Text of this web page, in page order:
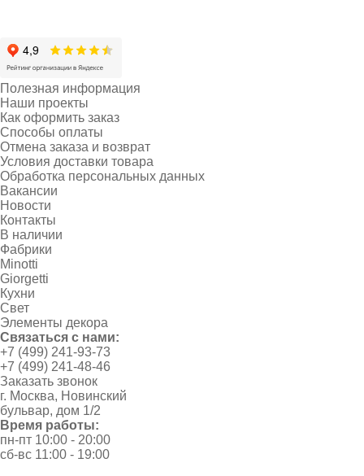
Полезная информация
Наши проекты
Как оформить заказ
Способы оплаты
Отмена заказа и возврат
Условия доставки товара
Обработка персональных данных
Вакансии
Новости
Контакты
В наличии
Фабрики
Minotti
Giorgetti
Кухни
Свет
Элементы декора
Связаться с нами:
+7 (499) 241-93-73
+7 (499) 241-48-46
Заказать звонок
г. Москва, Новинский
бульвар, дом 1/2
Время работы:
пн-пт 10:00 - 20:00
сб-вс 11:00 - 19:00